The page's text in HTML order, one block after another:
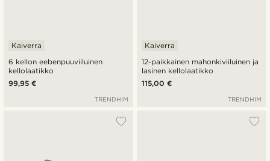
6 kellon eebenpuuviiluinen
kellolaatikko
Kaiverra
99,95 €
TRENDHIM
12-paikkainen mahonkiviiluinen ja
lasinen kellolaatikko
Kaiverra
115,00 €
TRENDHIM